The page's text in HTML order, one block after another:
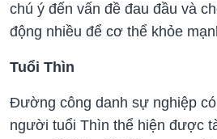
chú ý đến vấn đề đau đầu và
động nhiều để cơ thể khỏe
Tuổi Thìn
Đường công danh sự nghiệp
người tuổi Thìn thể hiện được